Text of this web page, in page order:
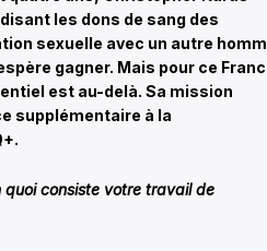
les dons de sang des
sexuelle avec un autre
gagner. Mais pour ce
est au-delà. Sa mission
supplémentaire à la
quoi consiste votre travail de